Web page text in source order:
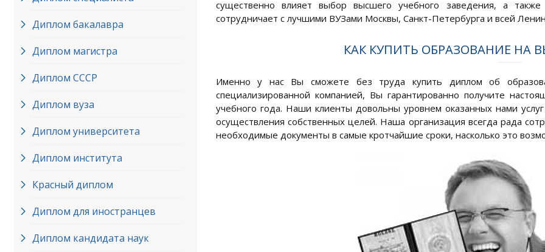
Диплом бакалавра
Диплом магистра
Диплом СССР
Диплом вуза
Диплом университета
Диплом института
Красный диплом
Диплом для иностранцев
Диплом кандидата наук
существенно влияет выбор высшего учебного заведения, а
сотрудничает с лучшими ВУЗами Москвы, Санкт-Петербурга и всей
КАК КУПИТЬ ОБРАЗОВАНИЕ НА
Именно у нас Вы сможете без труда купить диплом об
специализированной компанией, Вы гарантированно получите
учебного года. Наши клиенты довольны уровнем оказанных нами
осуществления собственных целей. Наша организация всегда рада
необходимые документы в самые кротчайшие сроки, насколько это